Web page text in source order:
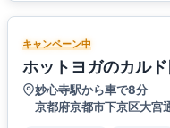
キャンペーン中
ホットヨガのカル
妙心寺駅から車で8分
京都府京都市下京区大宮